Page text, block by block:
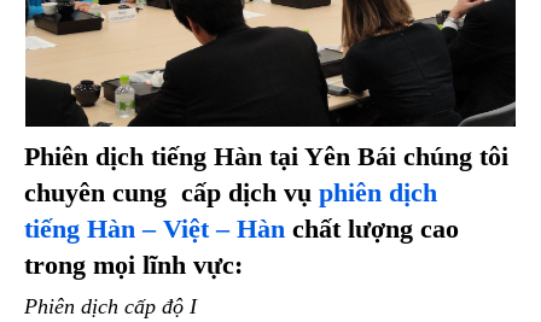
Phiên dịch tiếng Hàn tại Yên Bái chúng tôi
chuyên cung cấp dịch vụ phiên dịch
tiếng Hàn – Việt – Hàn chất lượng cao
trong mọi lĩnh vực:
Phiên dịch cấp độ I